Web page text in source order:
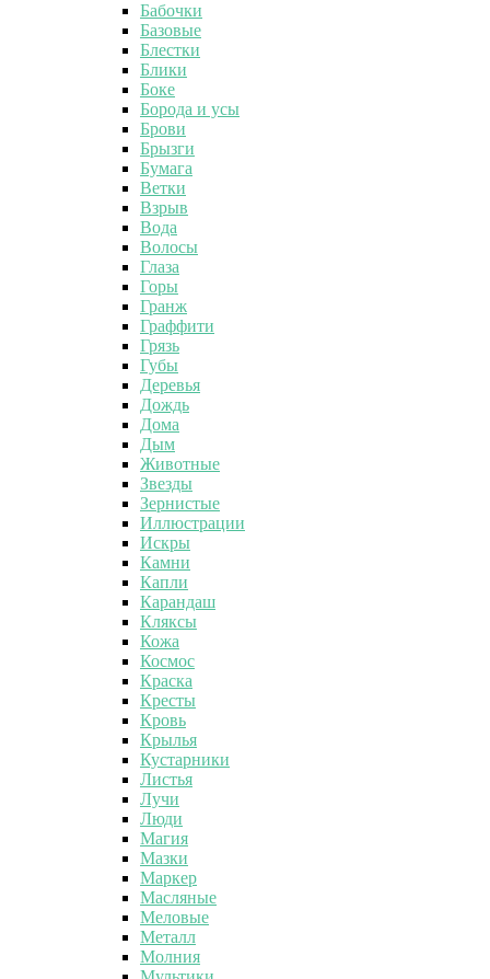
Бабочки
Базовые
Блестки
Блики
Боке
Борода и усы
Брови
Брызги
Бумага
Ветки
Взрыв
Вода
Волосы
Глаза
Горы
Гранж
Граффити
Грязь
Губы
Деревья
Дождь
Дома
Дым
Животные
Звезды
Зернистые
Иллюстрации
Искры
Камни
Капли
Карандаш
Кляксы
Кожа
Космос
Краска
Кресты
Кровь
Крылья
Кустарники
Листья
Лучи
Люди
Магия
Мазки
Маркер
Масляные
Меловые
Металл
Молния